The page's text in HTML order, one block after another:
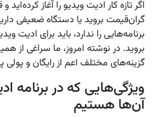
اگر تازه کار ادیت ویدیو را آغاز
گران‌قیمت بروید یا دستگاه ضعیفی
برنامه‌هایی را ندارد، باید برای ادیت
بروید. در نوشته امروز، ما سراغی از
گزینه‌های مختلف اعم از رایگان و پولی
ویژگی‌هایی که در برنامه
آن‌ها هستیم